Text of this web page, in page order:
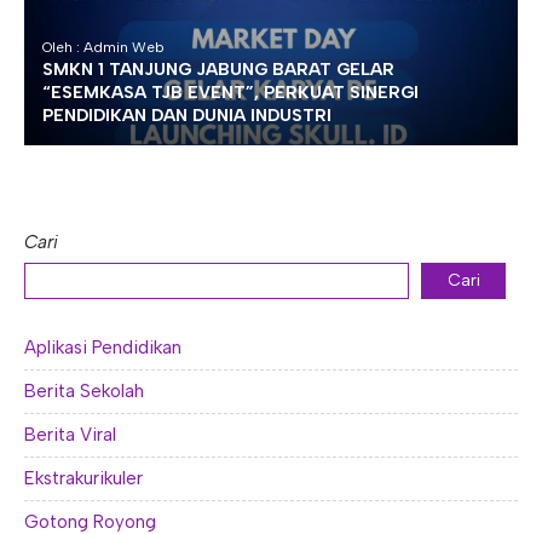
Oleh : Admin Web
SMKN 1 TANJUNG JABUNG BARAT GELAR
“ESEMKASA TJB EVENT”, PERKUAT SINERGI
PENDIDIKAN DAN DUNIA INDUSTRI
Cari
Cari
Aplikasi Pendidikan
Berita Sekolah
Berita Viral
Ekstrakurikuler
Gotong Royong